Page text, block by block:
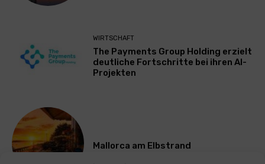
WIRTSCHAFT
The Payments Group Holding erzielt
deutliche Fortschritte bei ihren AI-
Projekten
Mallorca am Elbstrand